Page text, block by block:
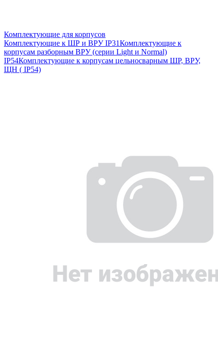
Комплектующие для корпусов
Комплектующие к ШР и ВРУ IP31Комплектующие к
корпусам разборным ВРУ (серии Light и Normal)
IP54Комплектующие к корпусам цельносварным ШР, ВРУ,
ЩН ( IP54)